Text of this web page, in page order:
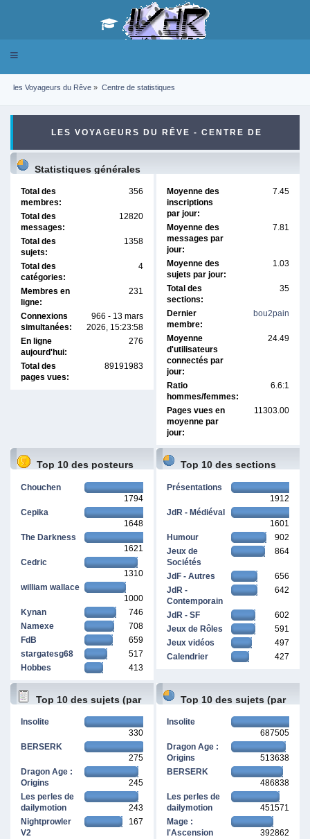
Toggle
les Voyageurs du Rêve » Centre de statistiques
LES VOYAGEURS DU RÊVE - CENTRE DE
STATISTIQUES
Statistiques générales
Total des
membres:
356
Total des
messages:
12820
Total des
sujets:
1358
Total des
catégories:
4
Membres en
ligne:
231
Connexions
simultanées:
966 - 13 mars
2026, 15:23:58
En ligne
aujourd'hui:
276
Total des
pages vues:
89191983
Moyenne des
inscriptions
par jour:
7.45
Moyenne des
messages par
jour:
7.81
Moyenne des
sujets par jour:
1.03
Total des
sections:
35
Dernier
membre:
bou2pain
Moyenne
d'utilisateurs
connectés par
jour:
24.49
Ratio
hommes/femmes:
6.6:1
Pages vues en
moyenne par
jour:
11303.00
Top 10 des posteurs
Chouchen
1794
Cepika
1648
The Darkness
1621
Cedric
1310
william wallace
1000
Kynan
746
Namexe
708
FdB
659
stargatesg68
517
Hobbes
413
Top 10 des sections
Présentations
1912
JdR - Médiéval
1601
Humour
902
Jeux de
Sociétés
864
JdF - Autres
656
JdR -
Contemporain
642
JdR - SF
602
Jeux de Rôles
591
Jeux vidéos
497
Calendrier
427
Top 10 des sujets (par
Insolite
330
BERSERK
275
Dragon Age :
Origins
245
Les perles de
dailymotion
243
Nightprowler
V2
167
Top 10 des sujets (par
Insolite
687505
Dragon Age :
Origins
513638
BERSERK
486838
Les perles de
dailymotion
451571
Mage :
l'Ascension
392862